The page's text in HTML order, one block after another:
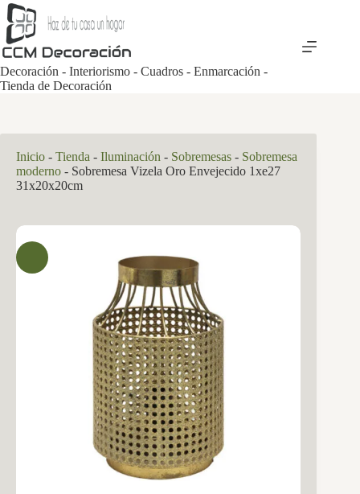
Saltar
al
contenido
Decoración - Interiorismo - Cuadros - Enmarcación -
Tienda de Decoración
Inicio - Tienda - Iluminación - Sobremesas - Sobremesa
moderno - Sobremesa Vizela Oro Envejecido 1xe27
31x20x20cm